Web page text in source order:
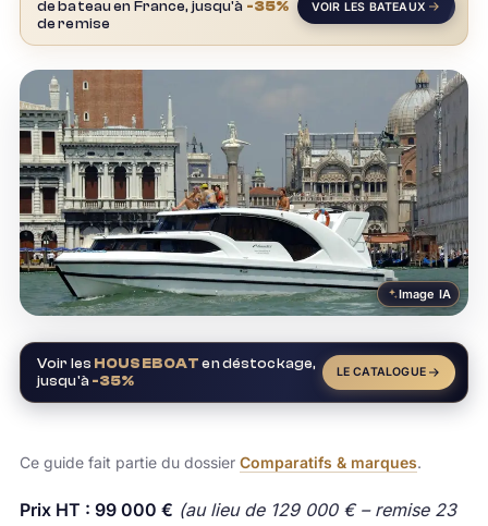
de bateau en France, jusqu'à -35%
de remise
VOIR LES BATEAUX
Image IA
Voir les HOUSEBOAT en déstockage,
jusqu'à -35% LE CATALOGUE
Ce guide fait partie du dossier Comparatifs & marques.
Prix HT : 99 000 € (au lieu de 129 000 € – remise 23